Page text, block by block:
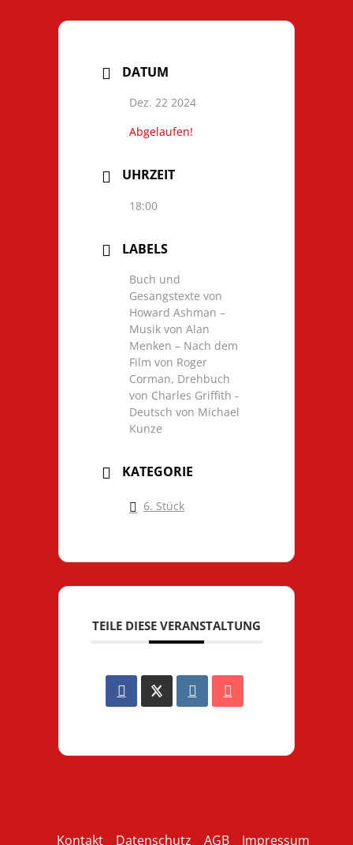
DATUM
Dez. 22 2024
Abgelaufen!
UHRZEIT
18:00
LABELS
Buch und
Gesangstexte von
Howard Ashman –
Musik von Alan
Menken – Nach dem
Film von Roger
Corman, Drehbuch
von Charles Griffith -
Deutsch von Michael
Kunze
KATEGORIE
6. Stück
TEILE DIESE VERANSTALTUNG
Kontakt Datenschutz AGB Impressum